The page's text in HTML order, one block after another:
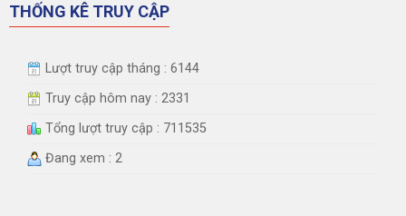
THỐNG KÊ TRUY CẬP
Lượt truy cập tháng : 6144
Truy cập hôm nay : 2331
Tổng lượt truy cập : 711535
Đang xem : 2